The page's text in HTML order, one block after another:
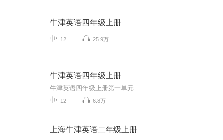
牛津英语四年级上册
12 25.9万
牛津英语四年级上册
牛津英语四年级上册第一单元
12 6.8万
上海牛津英语二年级上册